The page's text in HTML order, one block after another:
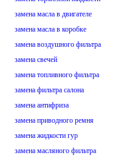
замена масла в двигателе
замена масла в коробке
замена воздушного фильтра
замена свечей
замена топливного фильтра
замена фильтра салона
замена антифриза
замена приводного ремня
замена жидкости гур
замена масляного фильтра